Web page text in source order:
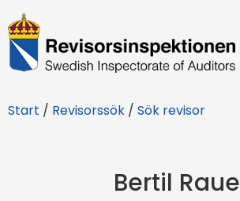
R
e
i
Start / Revisorssök / Sök revisor
Bertil Raue